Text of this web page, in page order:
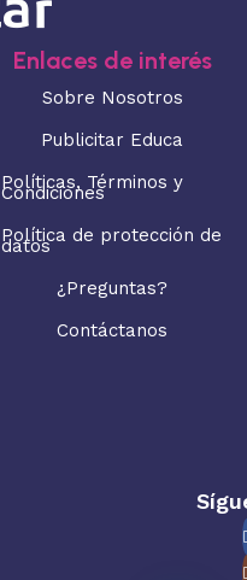
Enlaces de interés
Sobre Nosotros
Publicitar Educa
Políticas, Términos y
Condiciones
Política de protección de
datos
¿Preguntas?
Contáctanos